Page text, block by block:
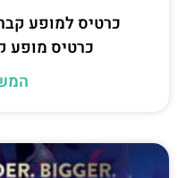
כרטיס מופע